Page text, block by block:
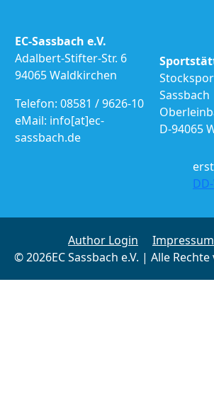
EC-Sassbach e.V.
Adalbert-Stifter-Str. 6
94065 Waldkirchen
Telefon: 08581 / 9626-10
eMail: info[at]ec-
sassbach.de
Sassbach
D-94065
© 2026EC Sassbach e.V. | Alle
Author Login Impressum